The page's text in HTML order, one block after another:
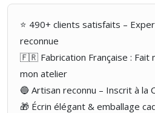
⭐ 490+ clients satisfaits –
reconnue
🇫🇷 Fabrication Française : Fait
mon atelier
🔵 Artisan reconnu – Inscrit à la
🎁 Écrin élégant & emballage